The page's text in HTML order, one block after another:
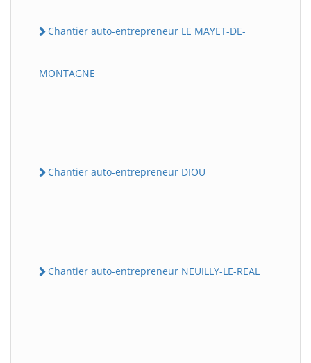
Chantier auto-entrepreneur LE MAYET-DE-
MONTAGNE
Chantier auto-entrepreneur DIOU
Chantier auto-entrepreneur NEUILLY-LE-REAL